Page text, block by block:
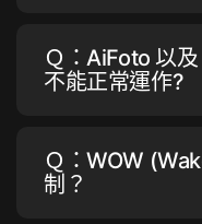
Ｑ：AiFoto 以
不能正常運作?
Ｑ：WOW
制？